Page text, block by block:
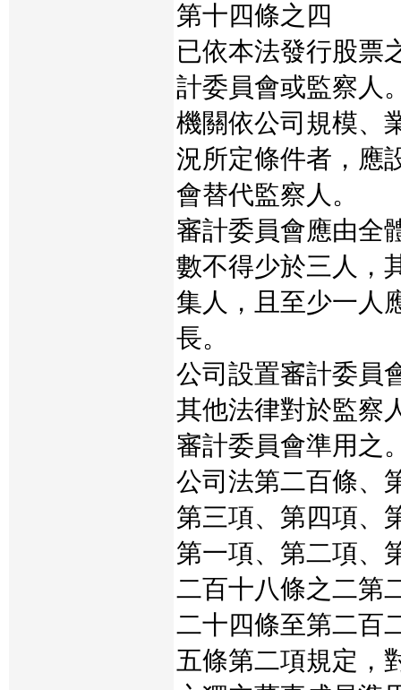
第十四條之四
已依本法發行股票
計委員會或監察人
機關依公司規模、
況所定條件者，應
會替代監察人。
審計委員會應由全
數不得少於三人，
集人，且至少一人
長。
公司設置審計委員
其他法律對於監察
審計委員會準用之
公司法第二百條、
第三項、第四項、
第一項、第二項、
二百十八條之二第
二十四條至第二百
五條第二項規定，